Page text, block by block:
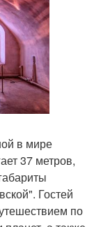
в мире
37 метров,
Гостей
по